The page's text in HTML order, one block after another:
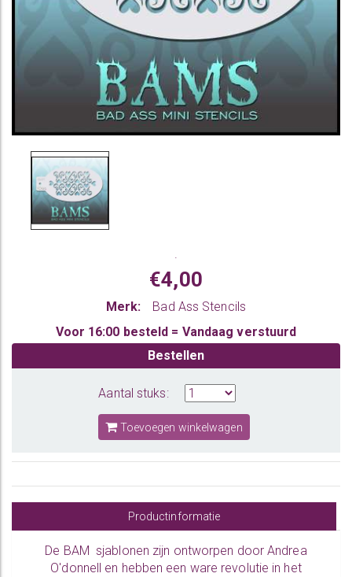
.
€4,00
Merk:
Bad Ass Stencils
Voor 16:00 besteld = Vandaag verstuurd
Bestellen
Aantal stuks:
Toevoegen winkelwagen
Productinformatie
De BAM sjablonen zijn ontworpen door Andrea
O'donnell en hebben een ware revolutie in het